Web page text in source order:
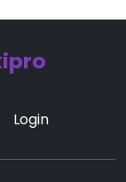
Login